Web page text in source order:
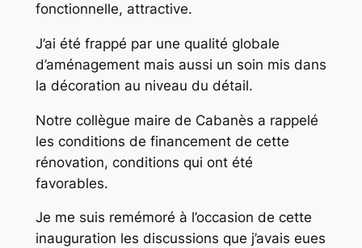
fonctionnelle, attractive.
J’ai été frappé par une qualité globale
d’aménagement mais aussi un soin mis dans
la décoration au niveau du détail.
Notre collègue maire de Cabanès a rappelé
les conditions de financement de cette
rénovation, conditions qui ont été
favorables.
Je me suis remémoré à l’occasion de cette
inauguration les discussions que j’avais eues